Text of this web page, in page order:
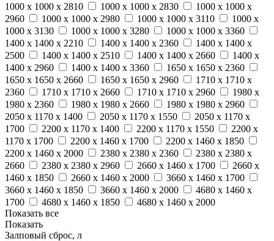
1000 x 1000 x 2810
1000 x 1000 x 2830
1000 x 1000 x
2960
1000 x 1000 x 2980 1000 x 1000 x 3110
1000 x
1000 x 3130
1000 x 1000 x 3280
1000 x 1000 x 3360
1400 x 1400 x 2210
1400 x 1400 x 2360
1400 x 1400 x
2500
1400 x 1400 x 2510 1400 x 1400 x 2660
1400 x
1400 x 2960
1400 x 1400 x 3360
1650 x 1650 x 2360
1650 x 1650 x 2660
1650 x 1650 x 2960
1710 x 1710 x
2360
1710 x 1710 x 2660 1710 x 1710 x 2960
1980 x
1980 x 2360
1980 x 1980 x 2660
1980 x 1980 x 2960
2050 x 1170 x 1400
2050 x 1170 x 1550
2050 x 1170 x
1700
2200 x 1170 x 1400 2200 x 1170 x 1550
2200 x
1170 x 1700
2200 x 1460 x 1700
2200 x 1460 x 1850
2200 x 1460 x 2000
2380 x 2380 x 2360
2380 x 2380 x
2660
2380 x 2380 x 2960 2660 x 1460 x 1700
2660 x
1460 x 1850
2660 x 1460 x 2000
3660 x 1460 x 1700
3660 x 1460 x 1850
3660 x 1460 x 2000
4680 x 1460 x
1700
4680 x 1460 x 1850
4680 x 1460 x 2000
Показать все
Показать
Залповый сброс, л